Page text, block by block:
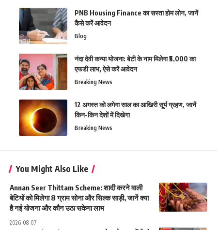
PNB Housing Finance का सस्ता होम लोन, जानें
कैसे करें आवेदन
Blog
नंदा देवी कन्या योजना: बेटी के नाम मिलेगा ₹5,000 का
एफडी लाभ, ऐसे करें आवेदन
Breaking News
12 अगस्त को लगेगा साल का आखिरी सूर्य ग्रहण, जानें
किन-किन देशों में दिखेगा
Breaking News
You Might Also Like
Annan Seer Thittam Scheme: शादी करने वाली
बेटियों को मिलेगा 8 ग्राम सोना और सिल्क साड़ी, जानें क्या
है नई योजना और कौन उठा सकेगा लाभ
2026-08-07